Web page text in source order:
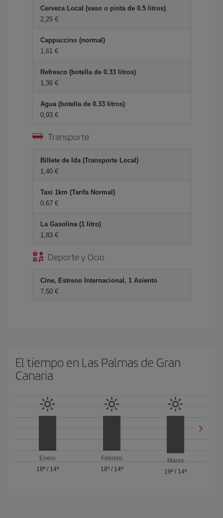
Cerveza Local (vaso o pinta de 0.5 litros)
2,25 €
Cappuccino (normal)
1,61 €
Refresco (botella de 0.33 litros)
1,36 €
Agua (botella de 0.33 litros)
0,93 €
Transporte
Billete de Ida (Transporte Local)
1,40 €
Taxi 1km (Tarifa Normal)
0,67 €
La Gasolina (1 litro)
1,83 €
Deporte y Ocio
Cine, Estreno Internacional, 1 Asiento
7,50 €
El tiempo en Las Palmas de Gran
Canaria
Enero
18º/ 14º
Febrero
18º/ 14º
Marzo
19º / 14º